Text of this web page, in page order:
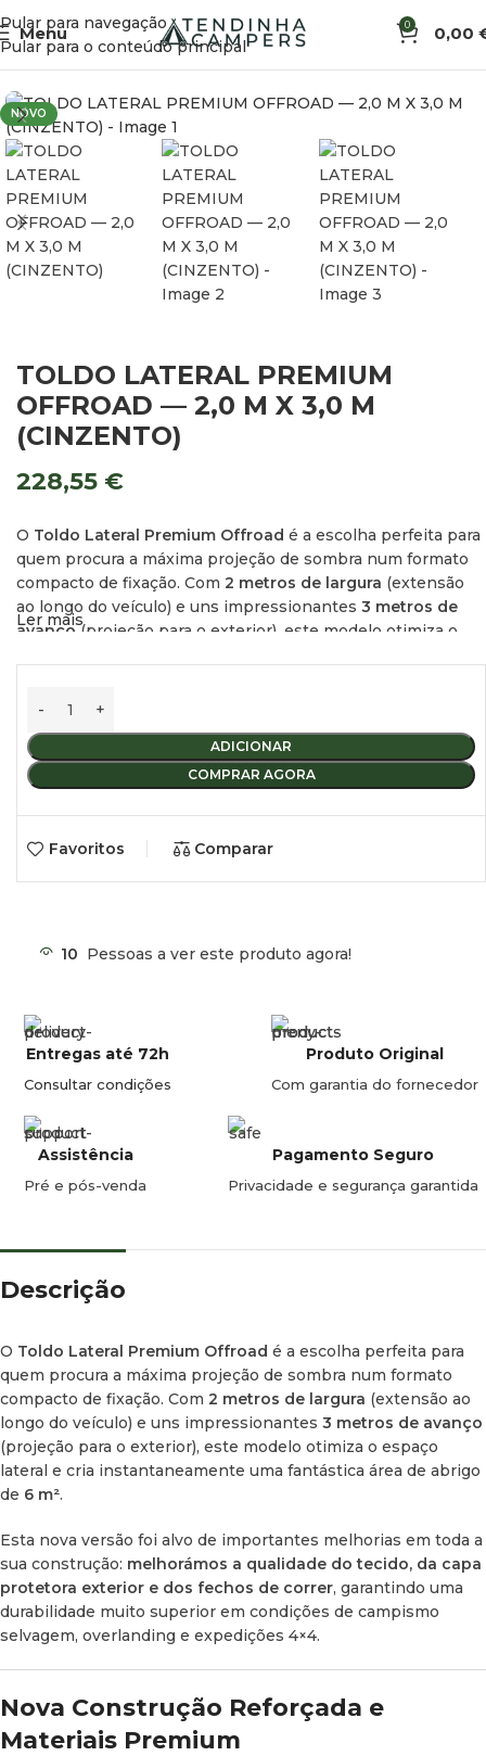
Pular para navegação
Pular para o conteúdo principal
Menu 0 0,00
Início Acessórios de Exterior Toldos
NOVO
TOLDO LATERAL PREMIUM
OFFROAD — 2,0 M X 3,0 M
(CINZENTO)
228,55 €
O Toldo Lateral Premium Offroad é a escolha perfeita para
quem procura a máxima projeção de sombra num formato
compacto de fixação. Com 2 metros de largura (extensão
ao longo do veículo) e uns impressionantes 3 metros de
avanço(projeção para o exterior), este modelo otimiza o
a sua construção:
melhorámos a qualidade do tecido, da
capa protetora exterior e dos fechos de correr
, garantindo
uma durabilidade muito superior em condições de
campismo selvagem,overlandinge expedições 4×4.
Nova Construção Reforçada e
280GSM e tecnologia
(antirrasgo). Oferece uma
barreira totalmente
impermeável e respirável com
máximaUV50+.
Duas Calhas para Fitas LED:A estrutura de alumínio inclui
agora2 carris integrados
desenhados especificamente
para poder montar facilmente fitas de luz LED (não
Fechos de Correr de Resina SBS #10:
de correr técnicos de alta resistência da prestigiada marca
para resistirem à poeira, lama e uso intensivo.
Reforços de Camada Dupla nos Cantos:Integra remendos
protetores instalados nos cantos e pontos de maior fricção,
aumentando drasticamente a resistência, longevidade e
durabilidade da lona sob tensão.
guardado numa capa exterior de PVC preto de alta
qualidade, totalmente estanque, com o prestigiado
logótipo OFFROADestampado em amarelo ou laranja
(dependendo do lote de importação).
Universal
Ler mais
ADICIONAR
COMPRAR AGORA
Favoritos Comparar
10 Pessoas a ver este produto agora!
Entregas até 72h
Consultar condições
Produto Original
Com garantia do fornecedor
Assistência
Pré e pós-venda
Pagamento Seguro
Privacidade e segurança garantida
Descrição
O Toldo Lateral Premium Offroad é a escolha perfeita para
quem procura a máxima projeção de sombra num formato
compacto de fixação. Com 2 metros de largura (extensão ao
longo do veículo) e uns impressionantes 3 metros de avanço
(projeção para o exterior), este modelo otimiza o espaço
lateral e cria instantaneamente uma fantástica área de abrigo
de 6 m².
Esta nova versão foi alvo de importantes melhorias em toda a
sua construção: melhorámos a qualidade do tecido, da capa
protetora exterior e dos fechos de correr, garantindo uma
durabilidade muito superior em condições de campismo
selvagem, overlanding e expedições 4×4.
Nova Construção Reforçada e
Materiais Premium